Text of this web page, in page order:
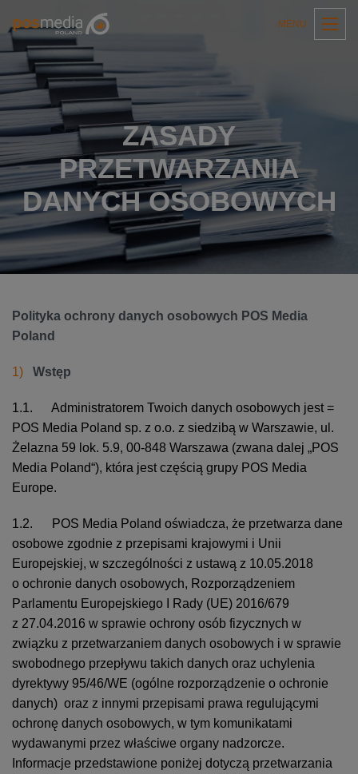
MENU
ZASADY
PRZETWARZANIA
DANYCH OSOBOWYCH
Polityka ochrony danych osobowych POS Media
Poland
Wstęp
1.1. Administratorem Twoich danych osobowych jest =
POS Media Poland sp. z o.o. z siedzibą w Warszawie, ul.
Żelazna 59 lok. 5.9, 00-848 Warszawa (zwana dalej „POS
Media Poland“), która jest częścią grupy POS Media
Europe.
1.2. POS Media Poland oświadcza, że przetwarza dane
osobowe zgodnie z przepisami krajowymi i Unii
Europejskiej, w szczególności z ustawą z 10.05.2018
o ochronie danych osobowych, Rozporządzeniem
Parlamentu Europejskiego I Rady (UE) 2016/679
z 27.04.2016 w sprawie ochrony osób fizycznych w
związku z przetwarzaniem danych osobowych i w sprawie
swobodnego przepływu takich danych oraz uchylenia
dyrektywy 95/46/WE (ogólne rozporządzenie o ochronie
danych) oraz z innymi przepisami prawa regulującymi
ochronę danych osobowych, w tym komunikatami
wydawanymi przez właściwe organy nadzorcze.
Informacje przedstawione poniżej dotyczą przetwarzania